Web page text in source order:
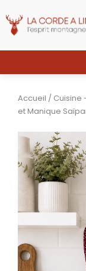
Accueil / Cuisine
et Manique